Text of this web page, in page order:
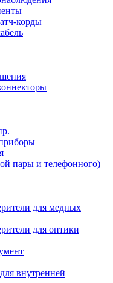
корды
пары и телефонного)
для медных
для оптики
внутренней